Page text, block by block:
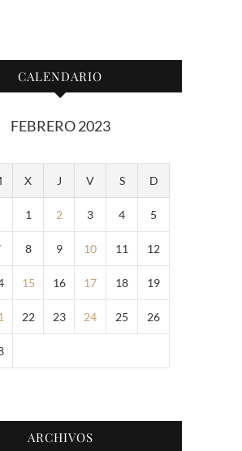
CALENDARIO
FEBRERO 2023
X J V S D
1 2 3 4 5
8 9 10 11 12
15 16 17 18 19
22 23 24 25 26
ARCHIVOS